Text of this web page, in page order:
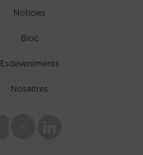
Notícies
Bloc
Esdeveniments
Nosaltres